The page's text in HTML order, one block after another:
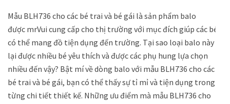
Mẫu BLH736 cho các bé trai và bé gái là sản phẩm balo
được mrVui cung cấp cho thị trường với mục đích giúp các bé
có thể mang đồ tiện dụng đến trường. Tại sao loại balo này
lại được nhiều bé yêu thích và được các phụ hung lựa chọn
nhiều đến vậy? Bật mí về dòng balo với mẫu BLH736 cho các
bé trai và bé gái, bạn có thể thấy sự tỉ mỉ và tiện dụng trong
từng chi tiết thiết kế. Những ưu điểm mà mẫu BLH736 cho